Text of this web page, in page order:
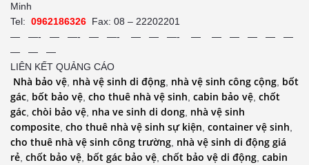
Minh
Tel: 0962186326 Fax: 08 – 22202201
— —- — —- — —- — — —- — — — — — —
— — —
LIÊN KẾT QUẢNG CÁO
Nhà bảo vệ, nhà vệ sinh di động, nhà vệ sinh công cộng, bốt
gác, bốt bảo vệ, cho thuê nhà vệ sinh, cabin bảo vệ, chốt
gác, chòi bảo vệ, nha ve sinh di dong, nhà vệ sinh
composite, cho thuê nhà vệ sinh sự kiện, container vệ sinh,
cho thuê nhà vệ sinh công trường, nhà vệ sinh di động giá
rẻ, chốt bảo vệ, bốt gác bảo vệ, chốt bảo vệ di động, cabin